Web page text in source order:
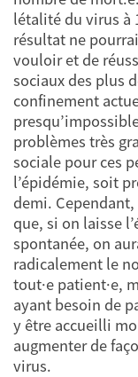
létalité du virus à
résultat ne
vouloir et de
sociaux des plus
confinement
problèmes très
sociale pour ces
l’épidémie, soit
demi.
que, si on laisse
spontanée, on
radicalement le
tout·e patient·e,
ayant besoin de
y être accueilli
augmenter de
virus.